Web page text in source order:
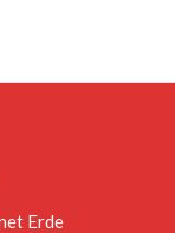
Erde